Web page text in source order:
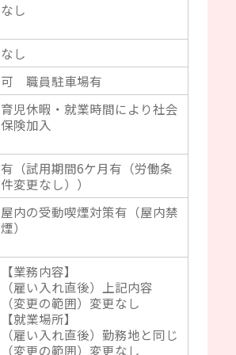
なし
なし
可 職員駐車場有
育児休暇・就業時間により社会
保険加入
有（試用期間6ケ月有（労働条
件変更なし））
屋内の受動喫煙対策有（屋内禁
煙）
【業務内容】
（雇い入れ直後）上記内容
（変更の範囲）変更なし
【就業場所】
（雇い入れ直後）勤務地と同じ
（変更の範囲）変更なし